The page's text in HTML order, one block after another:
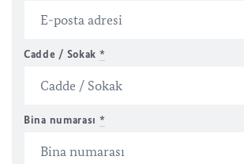
Cadde / Sokak *
Bina numarası *